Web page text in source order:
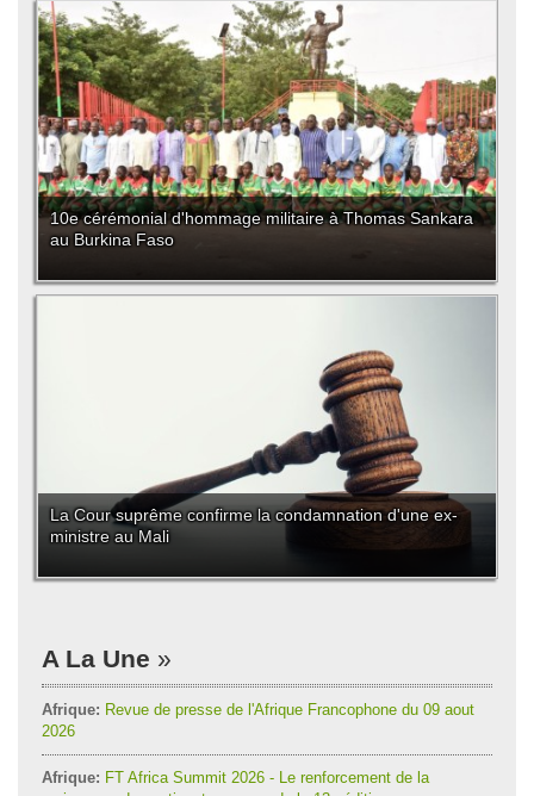
10e cérémonial d'hommage militaire à Thomas Sankara
au Burkina Faso
La Cour suprême confirme la condamnation d'une ex-
ministre au Mali
A La Une
Afrique: Revue de presse de l'Afrique Francophone du 09 aout
2026
Afrique: FT Africa Summit 2026 - Le renforcement de la